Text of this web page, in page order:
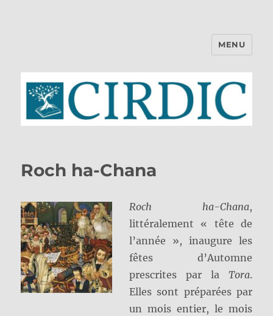
MENU
Roch ha-Chana
Roch ha-Chana,
littéralement « tête de
l’année », inaugure les
fêtes d’Automne
prescrites par la Tora.
Elles sont préparées par
un mois entier, le mois